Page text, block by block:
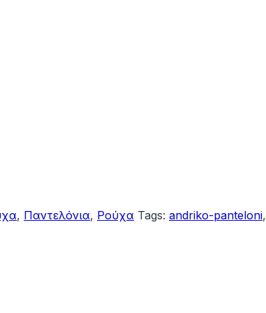
, Παντελόνια, Ρούχα Tags: andriko-panteloni,